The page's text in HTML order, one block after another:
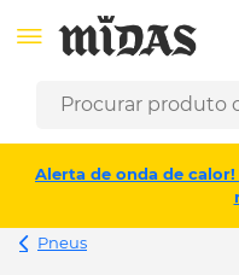
Alerta de onda de
Pneus